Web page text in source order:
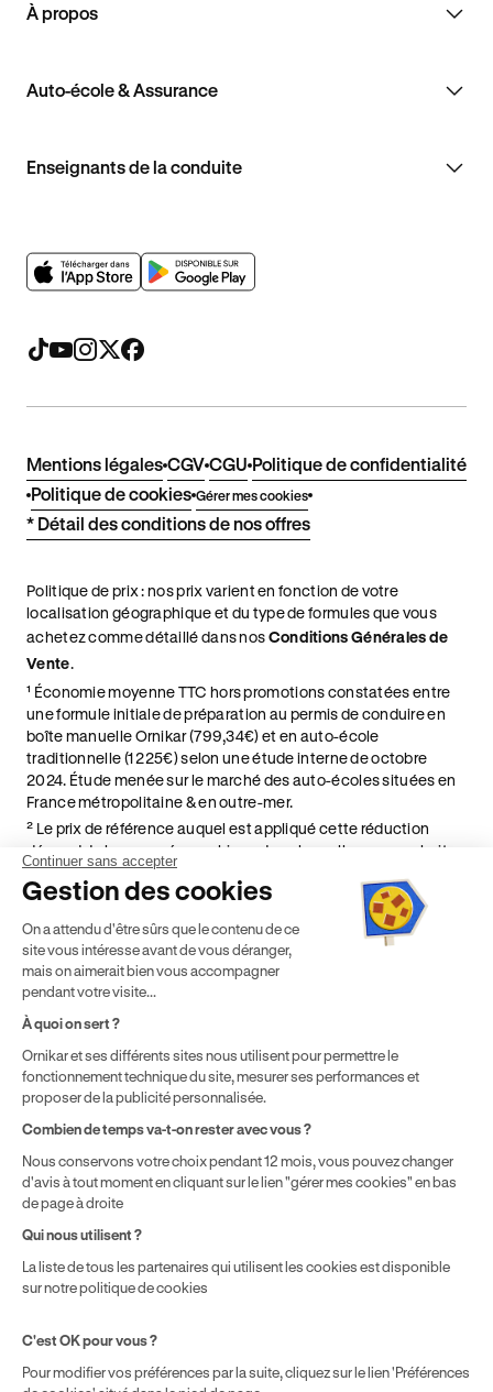
À propos
Auto-école & Assurance
Enseignants de la conduite
Mentions légales CGV CGU Politique de confidentialité
Politique de cookies Gérer mes cookies
* Détail des conditions de nos offres
Politique de prix : nos prix varient en fonction de votre
localisation géographique et du type de formules que vous
achetez comme détaillé dans nosConditions Générales de
Vente.
¹ Économie moyenne TTC hors promotions constatées entre
une formule initiale de préparation au permis de conduire en
boîte manuelle Ornikar (799,34€) et en auto-école
traditionnelle (1 225€) selon une étude interne de octobre
2024. Étude menée sur le marché des auto-écoles situées en
France métropolitaine & en outre-mer.
² Le prix de référence auquel est appliqué cette réduction
dépend de la zone géographique dans laquelle vous souhaitez
effectuer vos heures de conduite conformément à l'Article 6
de nos Conditions Générales de Vente
⁵ Montant du financement CPF variable selon les droits acquis
par chaque bénéficiaire. Exemple donné pour un titulaire
disposant de 500 € de droits CPF. Le reste à charge dépend du
solde disponible sur le Compte Personnel de Formation et du
Continuer sans accepter
Gestion des cookies
On a attendu d'être sûrs que le contenu de ce
site vous intéresse avant de vous déranger,
mais on aimerait bien vous accompagner
pendant votre visite...
À quoi on sert ?
Ornikar et ses différents sites nous utilisent pour permettre le
fonctionnement technique du site, mesurer ses performances et
proposer de la publicité personnalisée.
Combien de temps va-t-on rester avec vous ?
Nous conservons votre choix pendant 12 mois, vous pouvez changer
d'avis à tout moment en cliquant sur le lien "gérer mes cookies" en bas
de page à droite
Qui nous utilisent ?
La liste de tous les partenaires qui utilisent les cookies est disponible
sur notre politique de cookies
C'est OK pour vous ?
Pour modifier vos préférences par la suite, cliquez sur le lien 'Préférences